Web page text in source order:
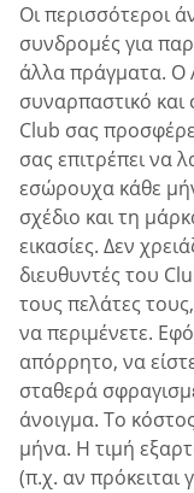
Οι περισσότεροι
συνδρομές για
άλλα πράγματα. Ο
συναρπαστικό
Club σας
σας επιτρέπει να
εσώρουχα κάθε
σχέδιο και τη
εικασίες. Δεν
διευθυντές του
τους πελάτες
να περιμένετε.
απόρρητο, να
σταθερά
άνοιγμα. Το
μήνα. Η τιμή
(π.χ. αν πρόκειται